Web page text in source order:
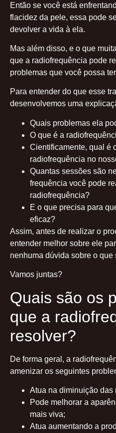
Então se você está
flacidez da pele, essa pode
devolver a vida à ela.
Mas além disso, e o que
que a radiofrequência pode
problemas que você possa
Para entender do que esse
desenvolvemos uma
Quais problemas ela
O que é a
Cientificamente, qual é
radiofrequência no
Quantas sessões são
frequência você pode
radiofrequência?
E o que precisa para
eficaz?
Assim, antes de realizar o
entender melhor sobre ele
nenhuma dúvida sobre o que
Vamos juntas?
Quais são os
que a
resolver?
De forma geral, a
amenizar os seguintes
Atua na diminuição das
Pode melhorar a
mais viva;
Atua aumentando a